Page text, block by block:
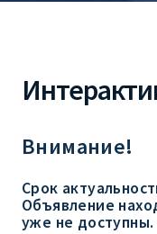
Внимание!
Срок
Объявление
уже не доступны.